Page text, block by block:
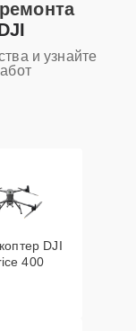
и узнайте
DJI
400